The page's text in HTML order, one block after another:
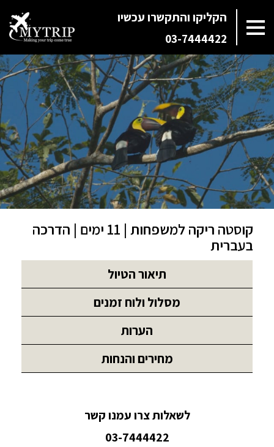
הקליקו והתקשרו עכשיו
03-7444422
קוסטה ריקה למשפחות | 11 ימים | הדרכה
בעברית
תיאור הטיול
מסלול ולוח זמנים
הערות
מחירים והנחות
לשאלות צרו עמנו קשר
03-7444422